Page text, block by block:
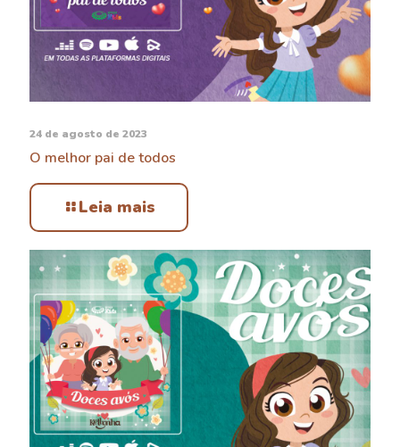
24 de agosto de 2023
O melhor pai de todos
Leia mais